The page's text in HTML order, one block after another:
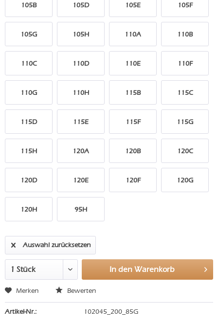
105B 105D 105E 105F
105G 105H 110A 110B
110C 110D 110E 110F
110G 110H 115B 115C
115D 115E 115F 115G
115H 120A 120B 120C
120D 120E 120F 120G
120H 95H
Auswahl zurücksetzen
In den Warenkorb
Merken Bewerten
Artikel-Nr.: 102045_200_85G